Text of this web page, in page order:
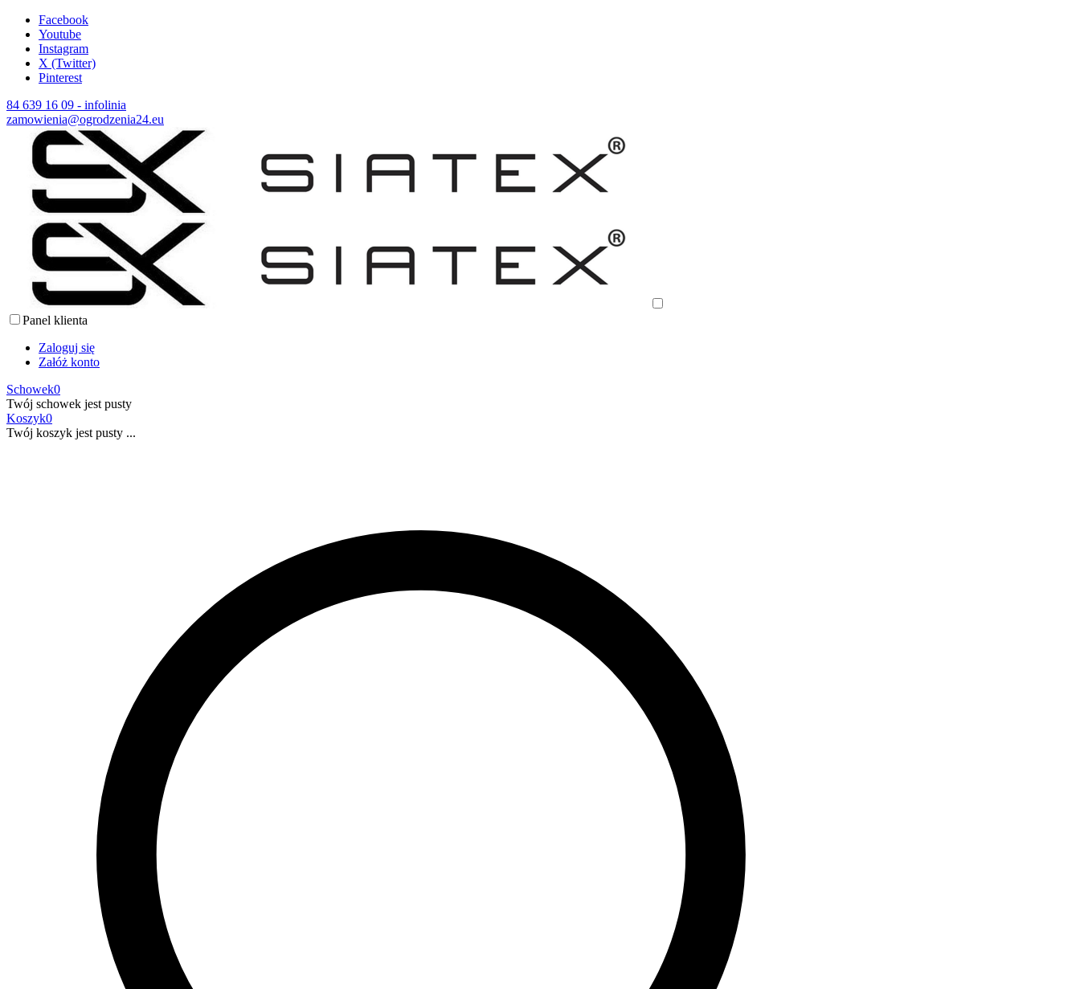
Facebook
Youtube
Instagram
X (Twitter)
Pinterest
84 639 16 09 - infolinia
zamowienia@ogrodzenia24.eu
Panel klienta
Zaloguj się
Załóż konto
Schowek0
Twój schowek jest pusty
Koszyk0
Twój koszyk jest pusty ...